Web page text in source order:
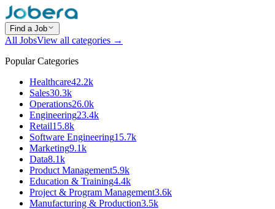
Find a Job
All JobsView all categories →
Popular Categories
Healthcare42.2k
Sales30.3k
Operations26.0k
Engineering23.4k
Retail15.8k
Software Engineering15.7k
Marketing9.1k
Data8.1k
Product Management5.9k
Education & Training4.4k
Project & Program Management3.6k
Manufacturing & Production3.5k